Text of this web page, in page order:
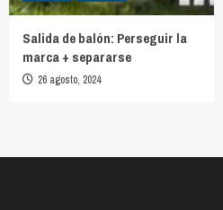
Salida de balón: Perseguir la
marca + separarse
26 agosto, 2024